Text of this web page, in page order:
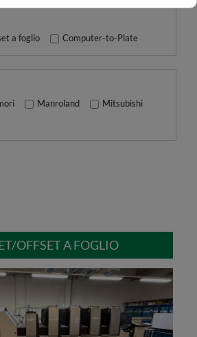
a foglio Computer-to-Plate
Manroland
Mitsubishi
OFFSET A FOGLIO